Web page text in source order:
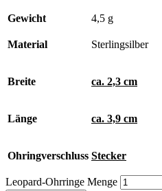
Gewicht 4,5 g
Material Sterlingsilber
Breite ca. 2,3 cm
Länge ca. 3,9 cm
Ohringverschluss Stecker
Leopard-Ohrringe Menge